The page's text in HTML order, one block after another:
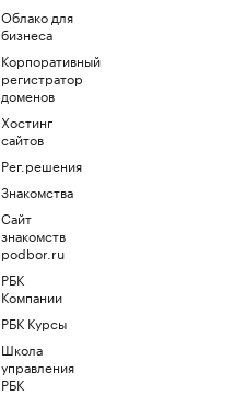
Облако для
бизнеса
Корпоративный
регистратор
доменов
Хостинг
сайтов
Рег.решения
Знакомства
Сайт
знакомств
podbor.ru
РБК
Компании
РБК Курсы
Школа
управления
РБК